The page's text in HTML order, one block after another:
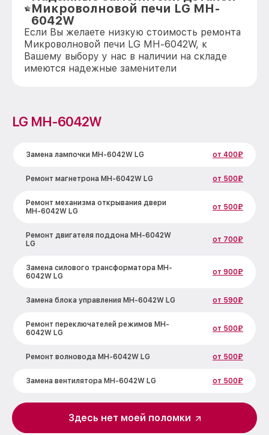
Микроволновой печи LG MH-
6042W
Если Вы желаете низкую стоимость ремонта
Микроволновой печи LG MH-6042W, к
Вашему выбору у нас в наличии на складе
имеются надежные заменители
LG MH-6042W
Замена лампочки MH-6042W LG от 400₽
Ремонт магнетрона MH-6042W LG от 500₽
Ремонт механизма открывания двери
MH-6042W LG
от 500₽
Ремонт двигателя поддона MH-6042W
LG
от 700₽
Замена силового трансформатора MH-
6042W LG
от 900₽
Замена блока управления MH-6042W LG от 590₽
Ремонт переключателей режимов MH-
6042W LG
от 500₽
Ремонт волновода MH-6042W LG от 500₽
Замена вентилятора MH-6042W LG от 500₽
Замена ТЭН MH-6042W LG от 1000₽
Здесь нет моей поломки